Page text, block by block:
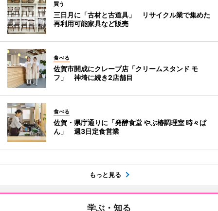
買う
三日月に「古材と古道具」 リサイクル業で集めた
再利用可能家具など販売
食べる
佐賀市開成にクレープ店「クリームスタンド モ
フ」 神埼に続き2店舗目
食べる
佐賀・県庁通りに「発酵食堂 やぶ椿調理室 時々ぱ
ん」 週3日定食営業
もっと見る
学ぶ・知る